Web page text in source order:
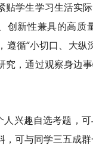
贴学生学习生活实
创新性兼具的高
循“小切口、大
，通过观察身边
人兴趣自选考题，
可与同学三五成群